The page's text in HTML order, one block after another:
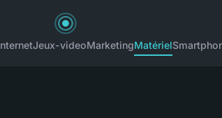
Jeux-videoMarketingMatériel